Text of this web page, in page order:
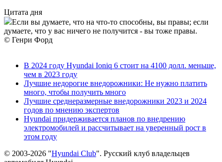
Цитата дня
Если вы думаете, что на что-то способны, вы правы; если
думаете, что у вас ничего не получится - вы тоже правы.
© Генри Форд
В 2024 году Hyundai Ioniq 6 стоит на 4100 долл. меньше,
чем в 2023 году
Лучшие недорогие внедорожники: Не нужно платить
много, чтобы получить много
Лучшие среднеразмерные внедорожники 2023 и 2024
годов по мнению экспертов
Hyundai придерживается планов по внедрению
электромобилей и рассчитывает на уверенный рост в
этом году
© 2003-2026 "Hyundai Club". Русский клуб владельцев